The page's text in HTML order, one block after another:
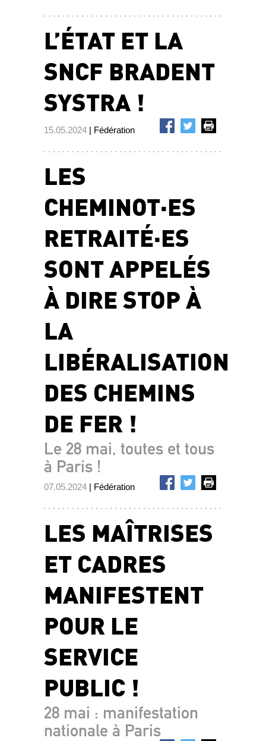
L’ÉTAT ET LA
SNCF BRADENT
SYSTRA !
15.05.2024 | Fédération
LES
CHEMINOT·ES
RETRAITÉ·ES
SONT APPELÉS
À DIRE STOP À
LA
LIBÉRALISATION
DES CHEMINS
DE FER !
Le 28 mai, toutes et tous
à Paris !
07.05.2024 | Fédération
LES MAÎTRISES
ET CADRES
MANIFESTENT
POUR LE
SERVICE
PUBLIC !
28 mai : manifestation
nationale à Paris